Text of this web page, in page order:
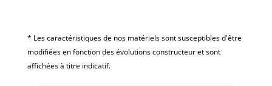
* Les caractéristiques de nos matériels sont susceptibles d'être
modifiées en fonction des évolutions constructeur et sont
affichées à titre indicatif.